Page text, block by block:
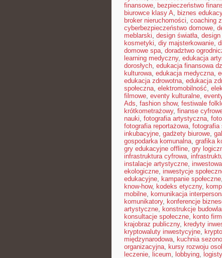
finansowe, bezpieczeństwo
biurowce klasy A, biznes
broker nieruchomości, coaching
cyberbezpieczeństwo domowe,
meblarski, design światła,
kosmetyki, diy majsterkowanie,
domowe spa, doradztwo
learning medyczny, edukacja
dorosłych, edukacja finansowa
kulturowa, edukacja medyczna,
edukacja zdrowotna, edukacja
społeczna, elektromobilność,
filmowe, eventy kulturalne,
Ads, fashion show, festiwale
krótkometrażowy, finanse
nauki, fotografia artystyczna,
fotografia reportażowa, fotografia
inkubacyjne, gadżety biurowe,
gospodarka komunalna, grafika
gry edukacyjne offline, gry
infrastruktura cyfrowa,
instalacje artystyczne,
ekologiczne, inwestycje
edukacyjne, kampanie społeczne,
know-how, kodeks etyczny,
mobilne, komunikacja
komunikatory, konferencje
artystyczne, konstrukcje
konsultacje społeczne, konto
krajobraz publiczny, kredyty
kryptowaluty inwestycyjne,
międzynarodowa, kuchnia
organizacyjna, kursy rozwoju
leczenie, liceum, lobbying,